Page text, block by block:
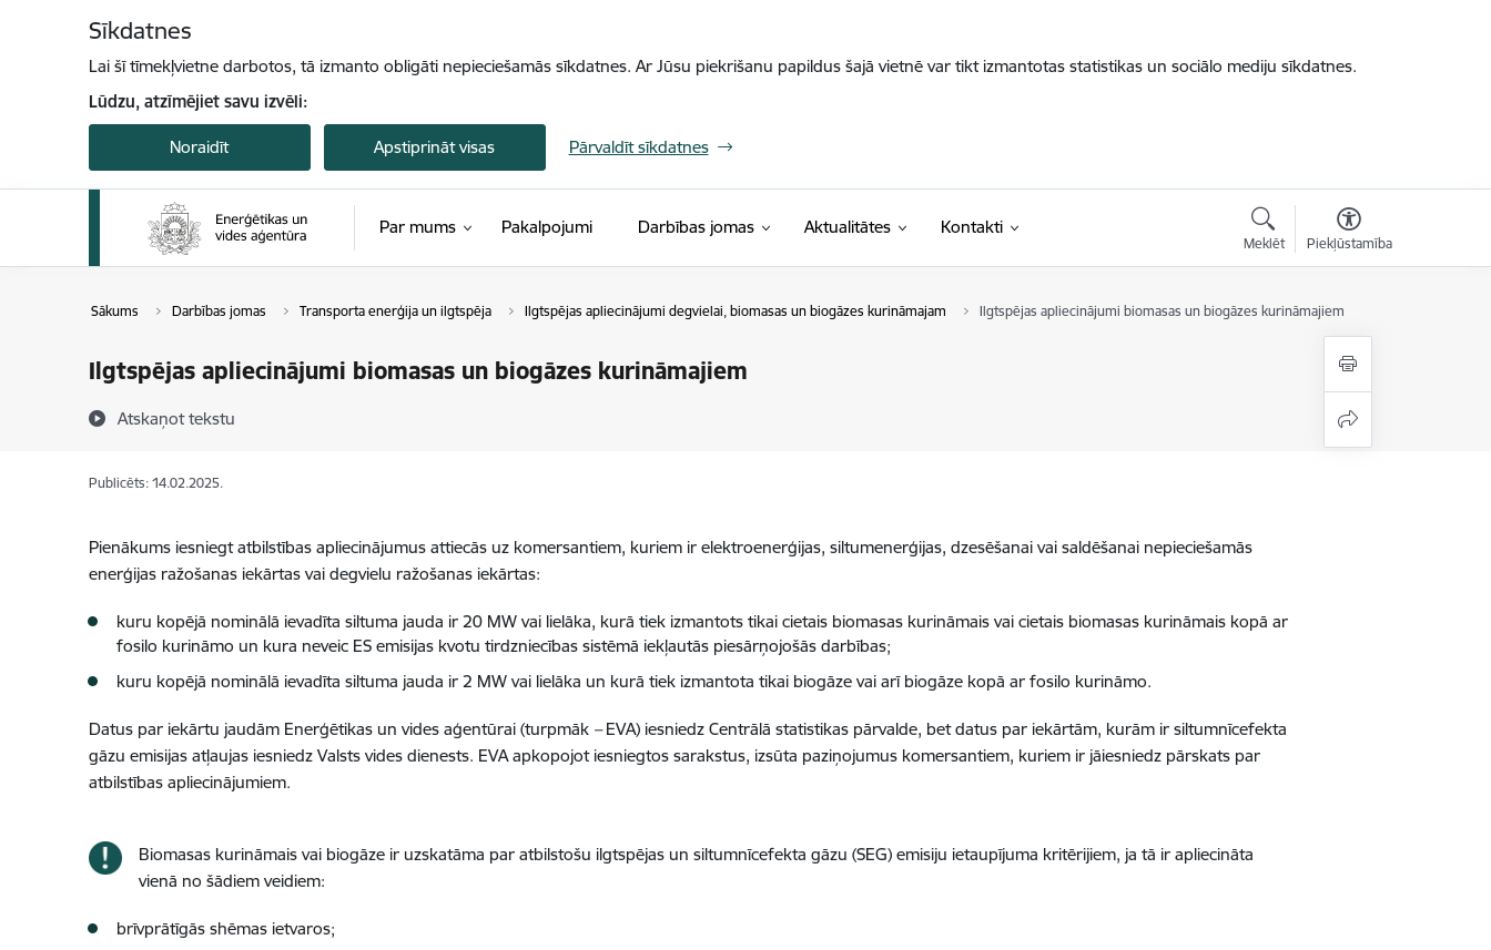
Sīkdatnes
Lai šī tīmekļvietne darbotos, tā izmanto obligāti nepieciešamās sīkdatnes. Ar Jūsu piekrišanu papildus šajā vietnē var tikt izmantotas statistikas un sociālo mediju sīkdatnes.
Lūdzu, atzīmējiet savu izvēli:
Noraidīt Apstiprināt visas Pārvaldīt sīkdatnes
Par mums Pakalpojumi Darbības jomas Aktualitātes Kontakti
Meklēt Piekļūstamība
Sākums Darbības jomas Transporta enerģija un ilgtspēja Ilgtspējas apliecinājumi degvielai, biomasas un biogāzes kurināmajam Ilgtspējas apliecinājumi biomasas un biogāzes kurināmajiem
Ilgtspējas apliecinājumi biomasas un biogāzes kurināmajiem
Atskaņot tekstu
Publicēts: 14.02.2025.
Pienākums iesniegt atbilstības apliecinājumus attiecās uz komersantiem, kuriem ir elektroenerģijas, siltumenerģijas, dzesēšanai vai saldēšanai nepieciešamās
enerģijas ražošanas iekārtas vai degvielu ražošanas iekārtas:
kuru kopējā nominālā ievadīta siltuma jauda ir 20 MW vai lielāka, kurā tiek izmantots tikai cietais biomasas kurināmais vai cietais biomasas kurināmais kopā ar
fosilo kurināmo un kura neveic ES emisijas kvotu tirdzniecības sistēmā iekļautās piesārņojošās darbības;
kuru kopējā nominālā ievadīta siltuma jauda ir 2 MW vai lielāka un kurā tiek izmantota tikai biogāze vai arī biogāze kopā ar fosilo kurināmo.
Datus par iekārtu jaudām Enerģētikas un vides aģentūrai (turpmāk –EVA) iesniedz Centrālā statistikas pārvalde, bet datus par iekārtām, kurām ir siltumnīcefekta
gāzu emisijas atļaujas iesniedz Valsts vides dienests. EVA apkopojot iesniegtos sarakstus, izsūta paziņojumus komersantiem, kuriem ir jāiesniedz pārskats par
atbilstības apliecinājumiem.
Biomasas kurināmais vai biogāze ir uzskatāma par atbilstošu ilgtspējas un siltumnīcefekta gāzu (SEG) emisiju ietaupījuma kritērijiem, ja tā ir apliecināta
vienā no šādiem veidiem:
brīvprātīgās shēmas ietvaros;